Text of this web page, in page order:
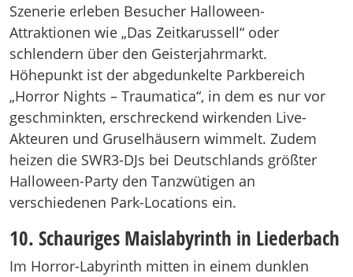
Szenerie erleben Besucher Halloween-
Attraktionen wie „Das Zeitkarussell“ oder
schlendern über den Geisterjahrmarkt.
Höhepunkt ist der abgedunkelte Parkbereich
„Horror Nights – Traumatica“, in dem es nur vor
geschminkten, erschreckend wirkenden Live-
Akteuren und Gruselhäusern wimmelt. Zudem
heizen die SWR3-DJs bei Deutschlands größter
Halloween-Party den Tanzwütigen an
verschiedenen Park-Locations ein.
10. Schauriges Maislabyrinth in Liederbach
Im Horror-Labyrinth mitten in einem dunklen